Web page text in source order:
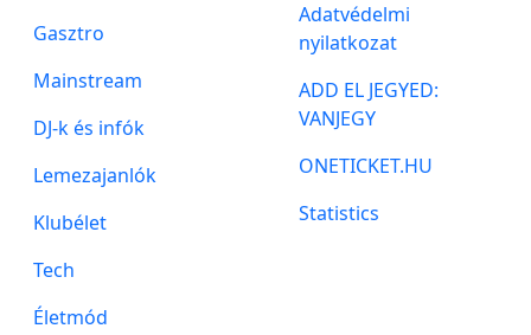
Gasztro
Mainstream
DJ-k és infók
Lemezajanlók
Klubélet
Tech
Életmód
Adatvédelmi
nyilatkozat
ADD EL JEGYED:
VANJEGY
ONETICKET.HU
Statistics